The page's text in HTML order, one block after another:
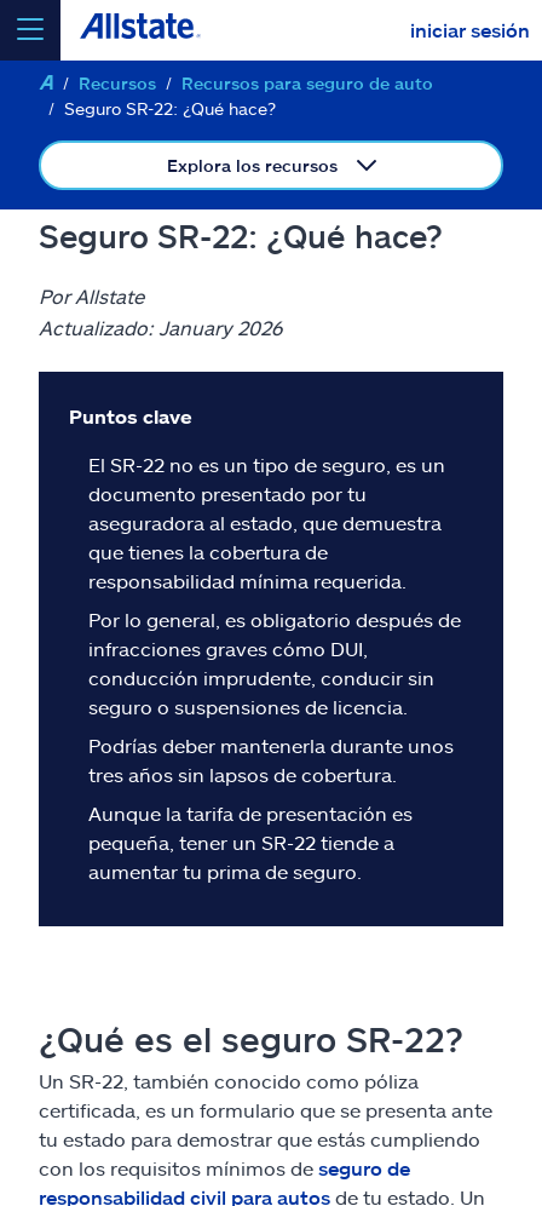
iniciar sesión
seleccionar un producto paracotizar
Select a Product
ir
Seguros y más
Recursos
Reclamos
Asistencia y apoyo
Buscar agente
Explore Allstate
Ashburn, VA 20146
Recursos
Recursos para seguro de auto
Seguro SR-22: ¿Qué hace?
Explora los recursos
Seguro SR-22: ¿Qué hace?
Por Allstate
Actualizado: January 2026
Puntos clave
El SR-22 no es un tipo de seguro, es un
documento presentado por tu
aseguradora al estado, que demuestra
que tienes la cobertura de
responsabilidad mínima requerida.
Por lo general, es obligatorio después de
infracciones graves cómo DUI,
conducción imprudente, conducir sin
seguro o suspensiones de licencia.
Podrías deber mantenerla durante unos
tres años sin lapsos de cobertura.
Aunque la tarifa de presentación es
pequeña, tener un SR-22 tiende a
aumentar tu prima de seguro.
¿Qué es el seguro SR-22?
Un SR-22, también conocido como póliza
certificada, es un formulario que se presenta ante
tu estado para demostrar que estás cumpliendo
con los requisitos mínimos de seguro de
responsabilidad civil para autos de tu estado. Un